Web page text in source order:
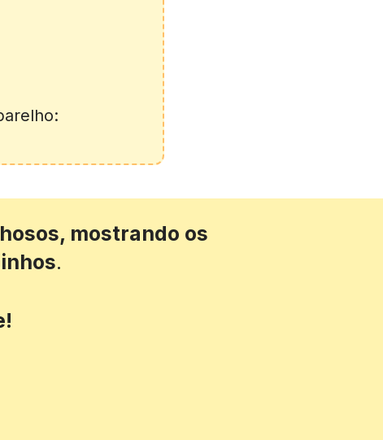
mostrando os
.